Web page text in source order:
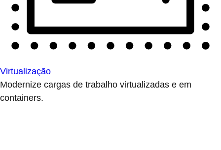
Virtualização
Modernize cargas de trabalho virtualizadas e em
containers.